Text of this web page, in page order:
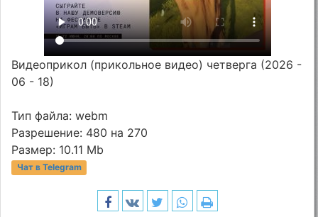
Видеоприкол (прикольное видео) четверга (2026 -
06 - 18)
Тип файла: webm
Разрешение: 480 на 270
Размер: 10.11 Mb
Чат в Telegram